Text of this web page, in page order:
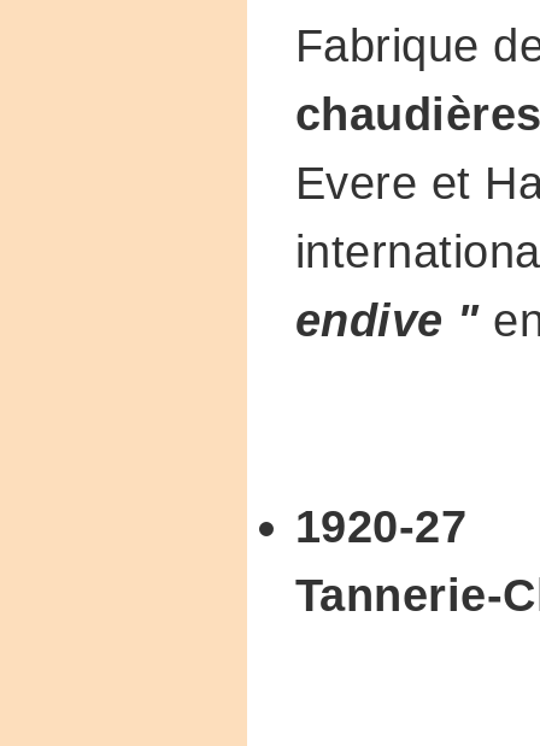
Fabrique
Evere et
endive "
1920-27
Tannerie-